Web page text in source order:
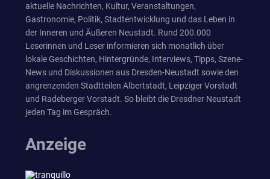
aktuelle Nachrichten, Kultur, Veranstaltungen,
Gastronomie, Politik, Stadtentwicklung und das Leben in
der Inneren und Äußeren Neustadt. Rund 200.000
Leserinnen und Leser informieren sich monatlich über
lokale Geschichten, Hintergründe, Interviews, Tipps, Szene-
News und Diskussionen aus Dresden-Neustadt sowie den
angrenzenden Stadtteilen Albertstadt, Leipziger Vorstadt
und Radeberger Vorstadt. So bleibt die Dresdner Neustadt
jeden Tag im Gespräch.
Anzeige